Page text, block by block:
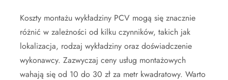
Koszty montażu wykładziny PCV mogą się znacznie
różnić w zależności od kilku czynników, takich jak
lokalizacja, rodzaj wykładziny oraz doświadczenie
wykonawcy. Zazwyczaj ceny usług montażowych
wahają się od 10 do 30 zł za metr kwadratowy. Warto